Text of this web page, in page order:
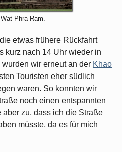
Phra Ram.
etwas frühere Rückfahrt
kurz nach 14 Uhr wieder in
wir erneut an der Khao
Touristen eher südlich
waren. So konnten wir
noch einen entspannten
aber zu, dass ich die Straße
müsste, da es für mich